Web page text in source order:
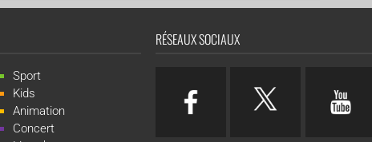
Sport
Kids
Animation
Concert
RÉSEAUX SOCIAUX